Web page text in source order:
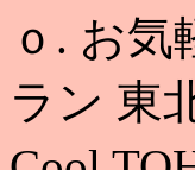
ｏ. お
ラン 東